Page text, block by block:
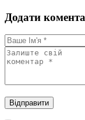
Додати